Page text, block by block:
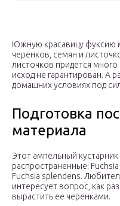
Южную красавицу
черенков, семян и
листочков придется
исход не гарантирован. А
домашних условиях под
Подготовка
материала
Этот ампельный
распространенные: Fuchsia
Fuchsia splendens.
интересует вопрос, как
вырастить ее черенками.